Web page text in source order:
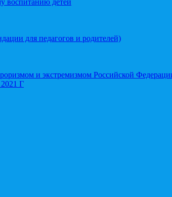
воспитанию детей
для педагогов и родителей)
и экстремизмом Российской
Г